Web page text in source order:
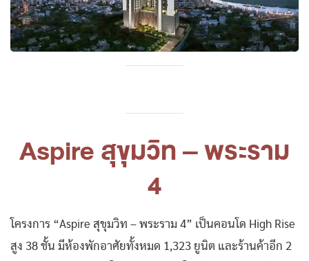
Aspire สุขุมวิท – พระราม
4
โครงการ “Aspire สุขุมวิท – พระราม 4” เป็นคอนโด High Rise
สูง 38 ชั้น มีห้องพักอาศัยทั้งหมด 1,323 ยูนิต และร้านค้าอีก 2